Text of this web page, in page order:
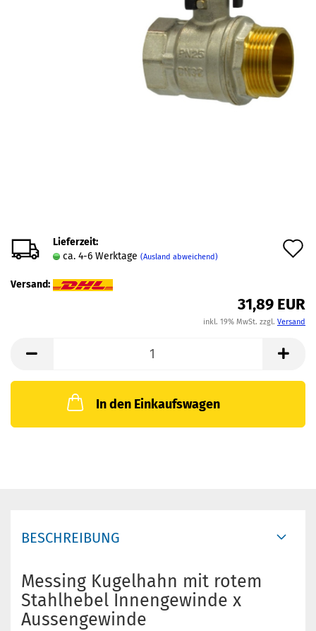
Lieferzeit:
ca. 4-6 Werktage (Ausland abweichend)
Versand:
31,89 EUR
inkl. 19% MwSt. zzgl. Versand
In den Einkaufswagen
BESCHREIBUNG
Messing Kugelhahn mit rotem
Stahlhebel Innengewinde x
Aussengewinde